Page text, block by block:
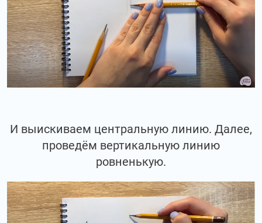
И выискиваем центральную линию. Далее,
проведём вертикальную линию
ровненькую.